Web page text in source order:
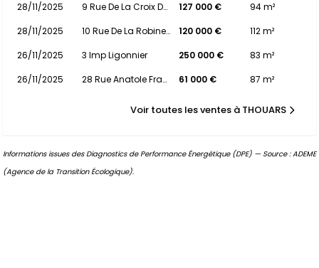
28/11/2025
9 Rue De La Croix De Chambre 127 000 €
94 m²
28/11/2025
10 Rue De La Robinelle 120 000 €
112 m²
26/11/2025
3 Imp Ligonnier 250 000 €
83 m²
26/11/2025
28 Rue Anatole France 61 000 € 87 m²
Voir toutes les ventes à THOUARS
Informations issues des Diagnostics de Performance Énergétique (DPE) — Source : ADEME
(Agence de la Transition Écologique).